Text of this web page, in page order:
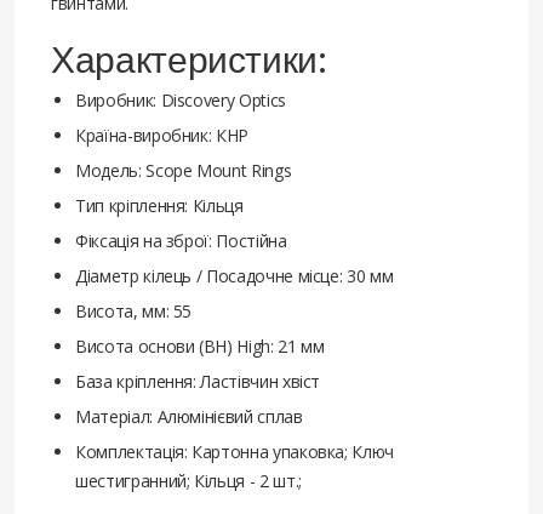
Характеристики:
Виробник: Discovery Optics
Країна-виробник: КНР
Модель: Scope Mount Rings
Тип кріплення: Кільця
Фіксація на зброї: Постійна
Діаметр кілець / Посадочне місце: 30 мм
Висота, мм: 55
Висота основи (ВН) High: 21 мм
База кріплення: Ластівчин хвіст
Матеріал: Алюмінієвий сплав
Комплектація: Картонна упаковка; Ключ
шестигранний; Кільця - 2 шт.;